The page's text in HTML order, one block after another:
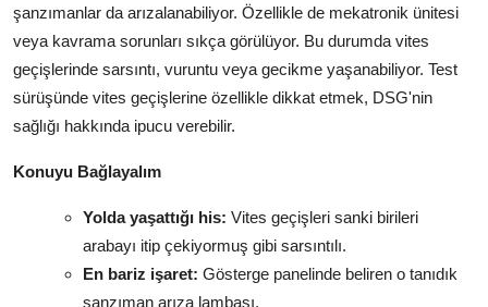
şanzımanlar da arızalanabiliyor. Özellikle de mekatronik ünitesi
veya kavrama sorunları sıkça görülüyor. Bu durumda vites
geçişlerinde sarsıntı, vuruntu veya gecikme yaşanabiliyor. Test
sürüşünde vites geçişlerine özellikle dikkat etmek, DSG'nin
sağlığı hakkında ipucu verebilir.
Konuyu Bağlayalım
Yolda yaşattığı his: Vites geçişleri sanki birileri
arabayı itip çekiyormuş gibi sarsıntılı.
En bariz işaret: Gösterge panelinde beliren o tanıdık
şanzıman arıza lambası.